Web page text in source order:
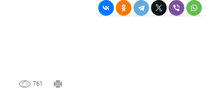
761